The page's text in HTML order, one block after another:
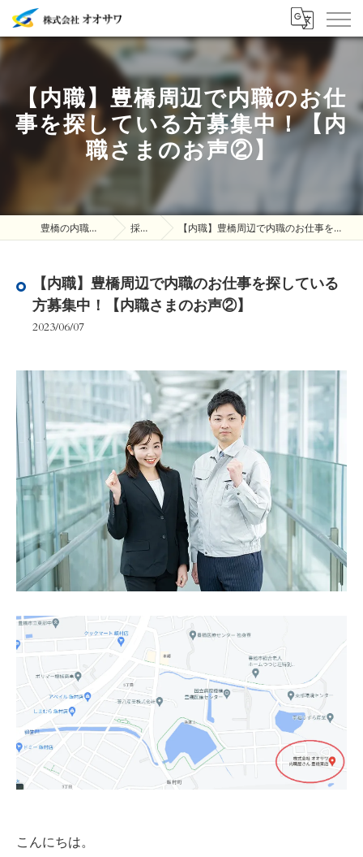
【内職】豊橋周辺で内職のお仕
事を探している方募集中！【内
職さまのお声②】
豊橋の内職は株式会社オオサワ 採用ブログ 【内職】豊橋周辺で内職のお仕事を探している方募集中！【内職さまのお声②】
【内職】豊橋周辺で内職のお仕事を探している
方募集中！【内職さまのお声②】
2023/06/07
こんにちは。